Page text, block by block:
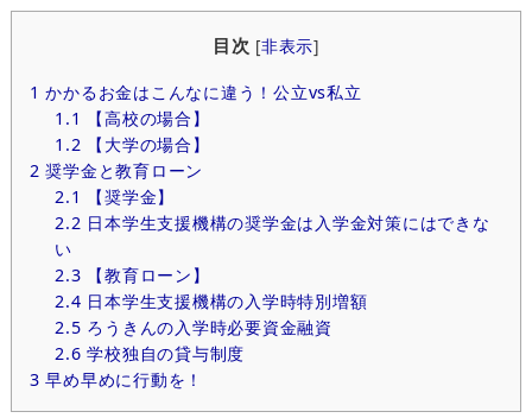
目次 [非表示]
1 かかるお金はこんなに違う！公立vs私立
1.1
【高校の場合】
1.2 【大学の場合】
2 奨学金と教育ローン
2.1
【奨学金】
2.2 日本学生支援機構の奨学金は入学金対策にはできな
い
2.3 【教育ローン】
2.4 日本学生支援機構の入学時特別増額
2.5 ろうきんの入学時必要資金融資
2.6 学校独自の貸与制度
3 早め早めに行動を！